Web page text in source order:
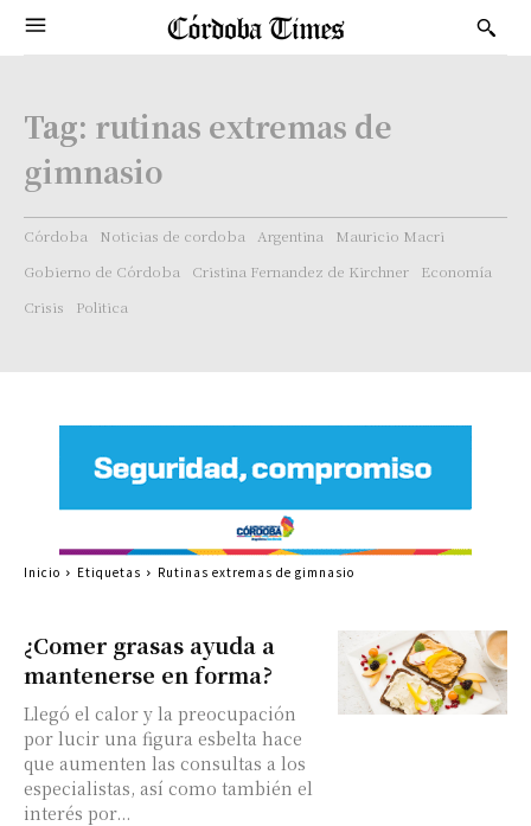
Tag: rutinas extremas de
gimnasio
Córdoba Noticias de cordoba Argentina
Mauricio Macri
Gobierno de Córdoba
Cristina Fernandez de Kirchner
Economía
Crisis
Politica
¿Comer grasas ayuda a
mantenerse en forma?
Llegó el calor y la preocupación
por lucir una figura esbelta hace
que aumenten las consultas a los
especialistas, así como también el
interés por...
Inicio Etiquetas Rutinas extremas de gimnasio